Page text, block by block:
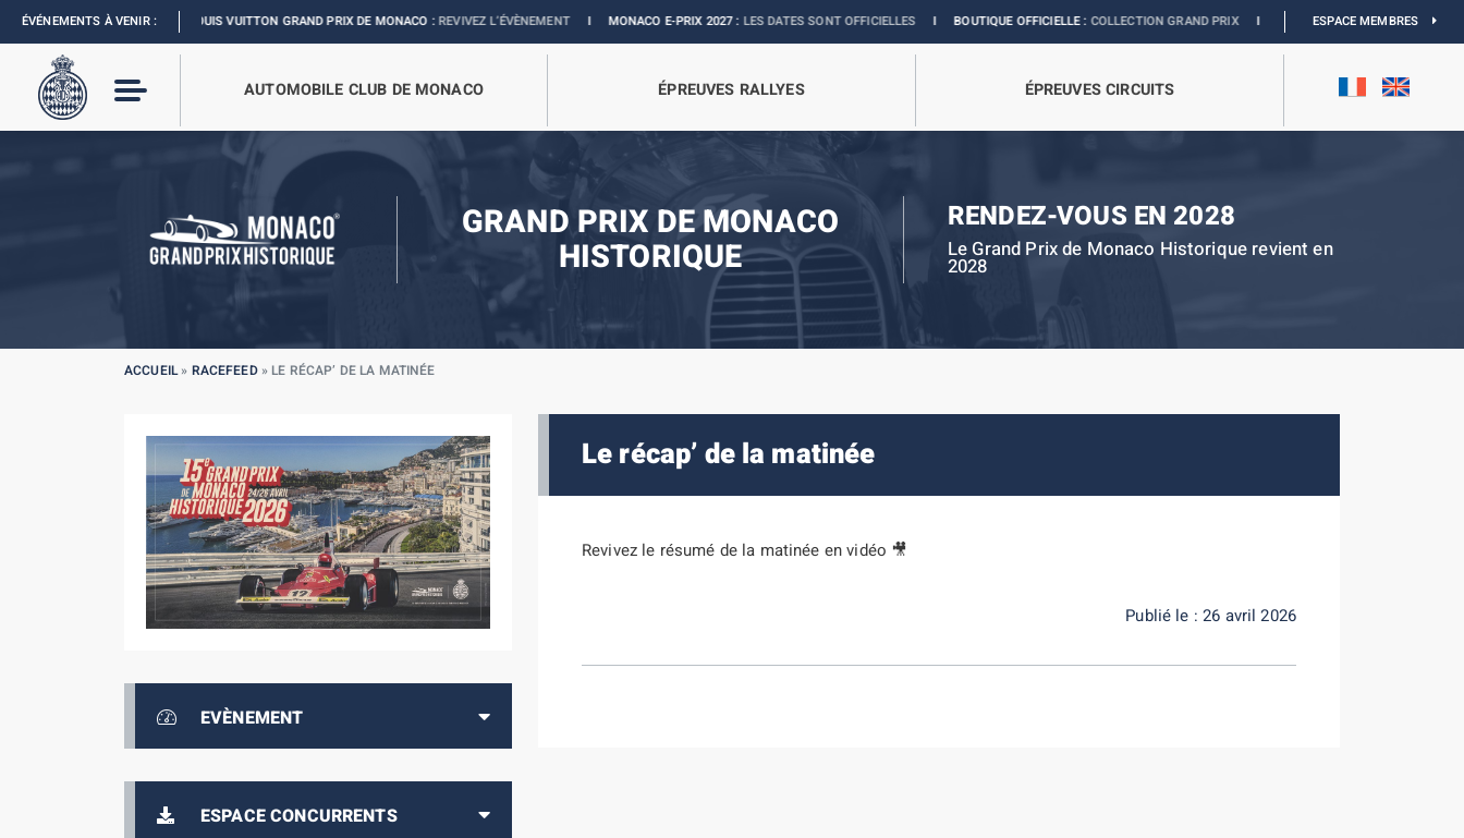
ÉVÉNEMENTS À VENIR :
FORMULA 1 LOUIS VUITTON GRAND PRIX DE MONACO :REVIVEZ L’ÉVÈNEMENTIMONACO E-PRIX 2027 :LES DATES SONT OFFICIELLESIBOUTIQUE OFFICIELLE :COLLECTION GRAND PRIXIEXPOSITION MONACO & L’AUTOMOBILE :
ESPACE MEMBRES
AUTOMOBILE CLUB DE MONACO ÉPREUVES RALLYES ÉPREUVES CIRCUITS
GRAND PRIX DE MONACO
HISTORIQUE
RENDEZ-VOUS EN 2028
Le Grand Prix de Monaco Historique revient en
2028
ACCUEIL» RACEFEED» LE RÉCAP’ DE LA MATINÉE
EVÈNEMENT
ESPACE CONCURRENTS
Le récap’ de la matinée
Revivez le résumé de la matinée en vidéo 🎥
Publié le : 26 avril 2026